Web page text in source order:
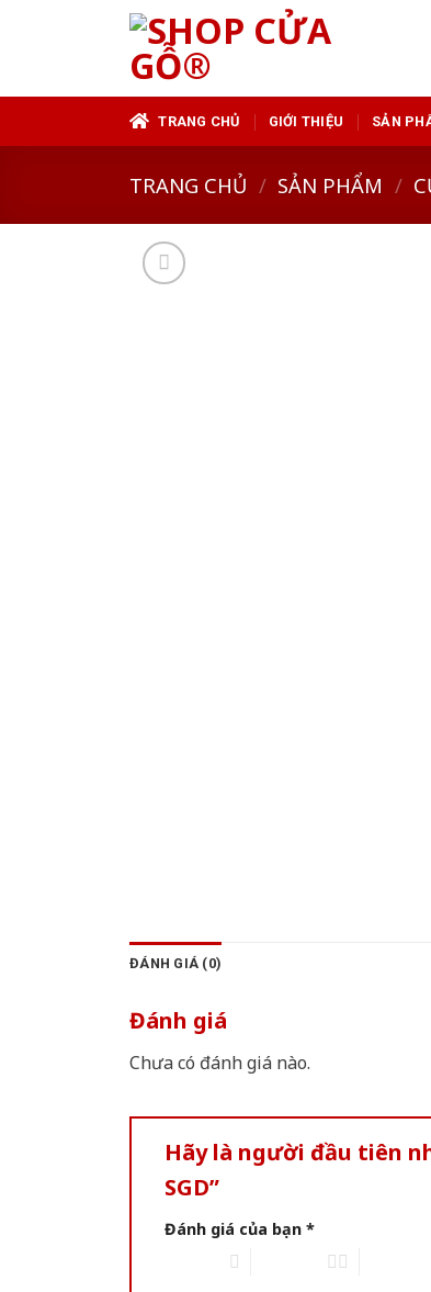
TRANG CHỦ GIỚI THIỆU SẢN
TRANG CHỦ / SẢN PHẨM /
ĐÁNH GIÁ (0)
Đánh giá
Chưa có đánh giá nào.
Hãy là người đầu tiên
SGD”
Đánh giá của bạn *